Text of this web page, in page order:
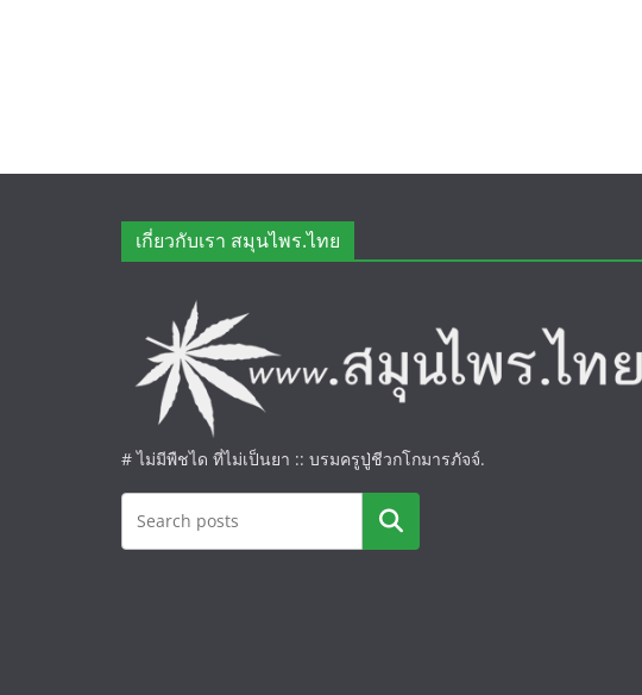
เกี่ยวกับเรา สมุนไพร.ไทย
# ไม่มีพืชได ที่ไม่เป็นยา :: บรมครูปู่ชีวกโกมารภัจจ์.
ค้นหา